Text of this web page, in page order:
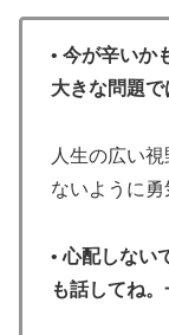
• 今が辛いか
大きな問題で
人生の広い
ないように勇
•心配しない
も話してね